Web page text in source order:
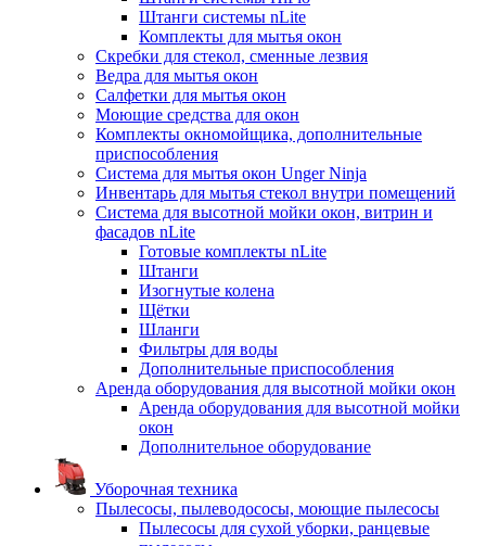
Штанги системы nLite
Комплекты для мытья окон
Скребки для стекол, сменные лезвия
Ведра для мытья окон
Салфетки для мытья окон
Моющие средства для окон
Комплекты окномойщика, дополнительные
приспособления
Система для мытья окон Unger Ninja
Инвентарь для мытья стекол внутри помещений
Система для высотной мойки окон, витрин и
фасадов nLite
Готовые комплекты nLite
Штанги
Изогнутые колена
Щётки
Шланги
Фильтры для воды
Дополнительные приспособления
Аренда оборудования для высотной мойки окон
Аренда оборудования для высотной мойки
окон
Дополнительное оборудование
Уборочная техника
Пылесосы, пылеводососы, моющие пылесосы
Пылесосы для сухой уборки, ранцевые